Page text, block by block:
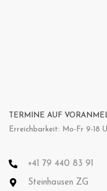
TERMINE AUF
Erreichbarkeit: Mo-Fr 9-18
+41 79 440 83 91
Steinhausen ZG